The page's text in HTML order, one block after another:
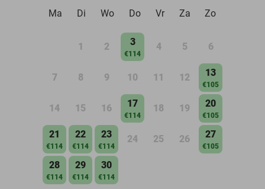
Ma
Di Wo Do Vr Za Zo
1 2 3
€114
4 5 6
7 8 9 10 11 12 13
€105
14 15 16 17
€114
18 19 20
€105
21
€114
22
€114
23
€114
24 25 26 27
€105
28
€114
29
€114
30
€114